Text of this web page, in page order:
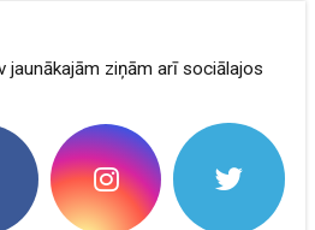
jaunākajām ziņām arī sociālajos